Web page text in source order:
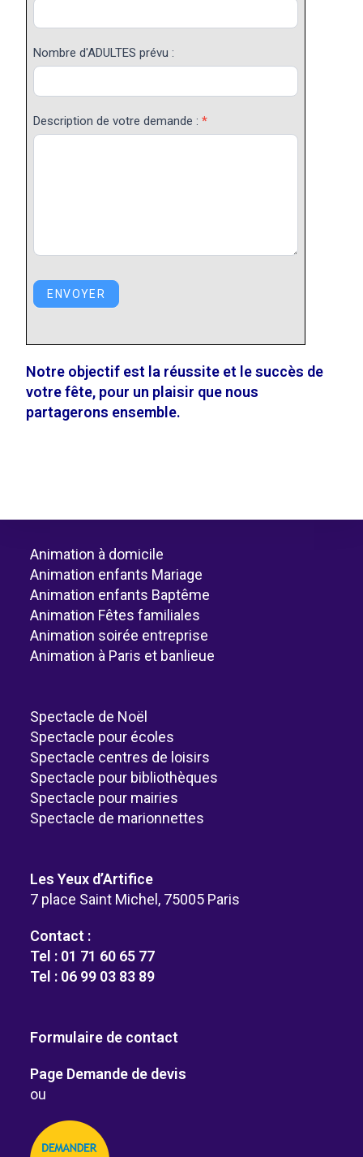
Nombre d'ADULTES prévu :
Description de votre demande :*
ENVOYER
Notre objectif est la réussite et le succès de
votre fête, pour un plaisir que nous
partagerons ensemble.
Animation à domicile
Animation enfants Mariage
Animation enfants Baptême
Animation Fêtes familiales
Animation soirée entreprise
Animation à Paris et banlieue
Spectacle de Noël
Spectacle pour écoles
Spectacle centres de loisirs
Spectacle pour bibliothèques
Spectacle pour mairies
Spectacle de marionnettes
Les Yeux d’Artifice
7 place Saint Michel, 75005 Paris
Contact :
Tel : 01 71 60 65 77
Tel : 06 99 03 83 89
Formulaire de contact
Page Demande de devis
ou